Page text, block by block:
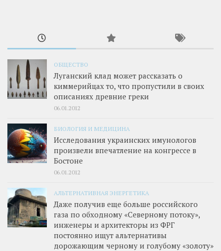
ОБЩЕСТВО
Луганский клад может рассказать о
киммерийцах то, что пропустили в своих
описаниях древние греки
06.01.2012
БИОЛОГИЯ И МЕДИЦИНА
Исследования украинских имунологов
произвели впечатление на конгрессе в
Бостоне
06.01.2012
АЛЬТЕРНАТИВНАЯ ЭНЕРГЕТИКА
Даже получив еще больше российского
газа по обходному «Северному потоку»,
инженеры и архитекторы из ФРГ
постоянно ищут альтернативы
дорожающим черному и голубому «золоту»